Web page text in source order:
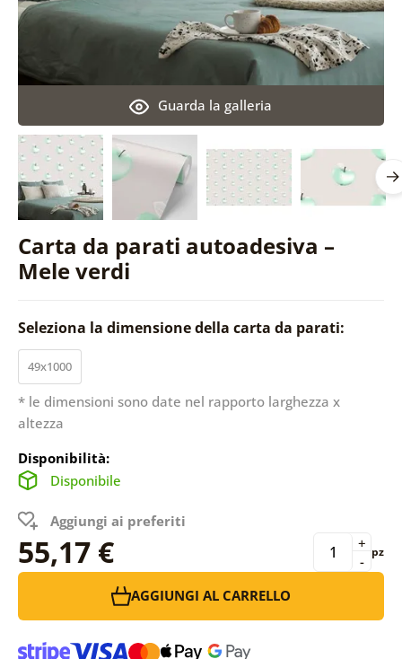
Carta da parati autoadesiva –
Mele verdi
Guarda la galleria
Seleziona la dimensione della carta da parati:
49x1000
* le dimensioni sono date nel rapporto larghezza x
altezza
Disponibilità:
Disponibile
Aggiungi ai preferiti
55,17 € -
+ pz
AGGIUNGI AL CARRELLO